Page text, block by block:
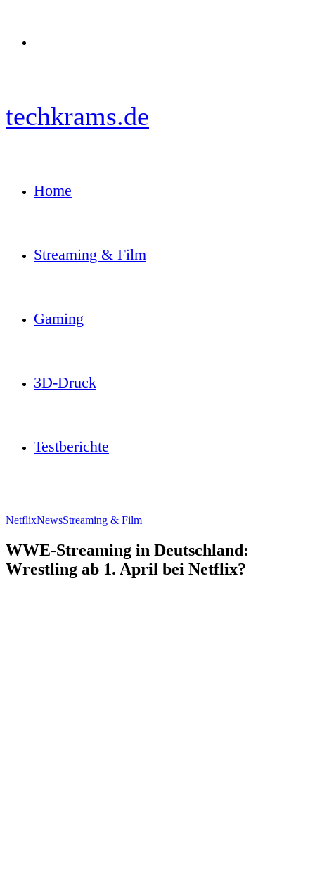
techkrams.de
Home
Streaming & Film
Gaming
3D-Druck
Testberichte
NetflixNewsStreaming & Film
WWE-Streaming in Deutschland:
Wrestling ab 1. April bei Netflix?